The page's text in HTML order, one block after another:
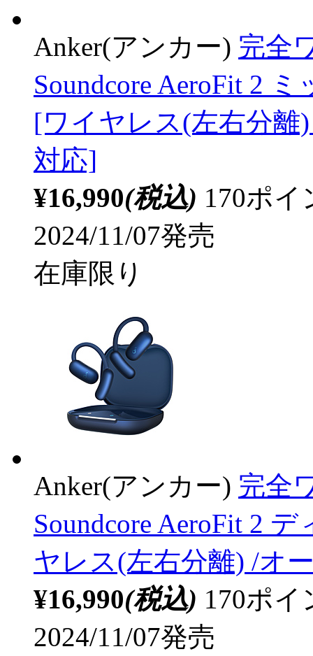
Anker(アンカー) 完全
Soundcore AeroFit 2
[ワイヤレス(左右分離
対応]
¥16,990(税込) 170ポ
2024/11/07発売
在庫限り
Anker(アンカー) 完全
Soundcore AeroFit 2
ヤレス(左右分離) /オ
¥16,990(税込) 170ポ
2024/11/07発売